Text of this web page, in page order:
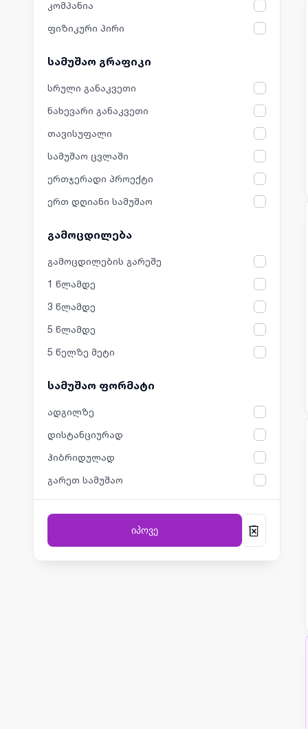
კომპანია
ფიზიკური პირი
სამუშაო გრაფიკი
სრული განაკვეთი
ნახევარი განაკვეთი
თავისუფალი
სამუშაო ცვლაში
ერთჯერადი პროექტი
ერთ დღიანი სამუშაო
გამოცდილება
გამოცდილების გარეშე
1 წლამდე
3 წლამდე
5 წლამდე
5 წელზე მეტი
სამუშაო ფორმატი
ადგილზე
დისტანციურად
ჰიბრიდულად
გარეთ სამუშაო
იპოვე